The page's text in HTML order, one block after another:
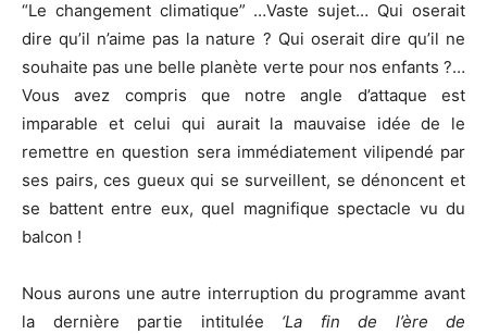
“Le changement climatique” …Vaste sujet… Qui oserait
dire qu’il n’aime pas la nature ? Qui oserait dire qu’il ne
souhaite pas une belle planète verte pour nos enfants ?…
Vous avez compris que notre angle d’attaque est
imparable et celui qui aurait la mauvaise idée de le
remettre en question sera immédiatement vilipendé par
ses pairs, ces gueux qui se surveillent, se dénoncent et
se battent entre eux, quel magnifique spectacle vu du
balcon !
Nous aurons une autre interruption du programme avant
la dernière partie intitulée ‘La fin de l’ère de